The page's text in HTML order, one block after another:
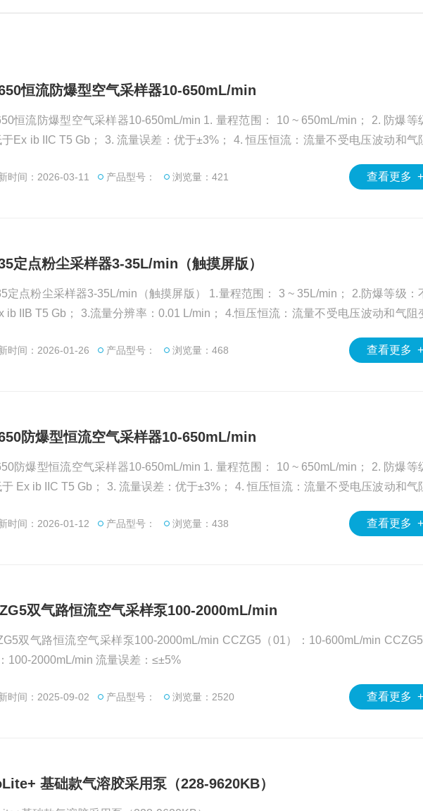
恒流防爆型空气采样器10-650mL/min
恒流防爆型空气采样器10-650mL/min 1. 量程范围： 10 ~ 650mL/min； 2. 防爆等级：
Gb； 3. 流量误差：优于±3%； 4. 恒压恒流：流量不受电压波动和气阻变
时间：2026-03-11 产品型号： 浏览量：421 查看更多 +
定点粉尘采样器3-35L/min（触摸屏版）
定点粉尘采样器3-35L/min（触摸屏版） 1.量程范围： 3 ~ 35L/min； 2.防爆等级：不低
流量分辨率：0.01 L/min； 4.恒压恒流：流量不受电压波动和气阻变化
时间：2026-01-26 产品型号： 浏览量：468 查看更多 +
防爆型恒流空气采样器10-650mL/min
防爆型恒流空气采样器10-650mL/min 1. 量程范围： 10 ~ 650mL/min； 2. 防爆等级：
Gb； 3. 流量误差：优于±3%； 4. 恒压恒流：流量不受电压波动和气阻变
时间：2026-01-12 产品型号： 浏览量：438 查看更多 +
双气路恒流空气采样泵100-2000mL/min
双气路恒流空气采样泵100-2000mL/min CCZG5（01）：10-600mL/min CCZG5（0
2）：100-2000mL/min 流量误差：≤±5%
时间：2025-09-02 产品型号： 浏览量：2520 查看更多 +
基础款气溶胶采用泵（228-9620KB）